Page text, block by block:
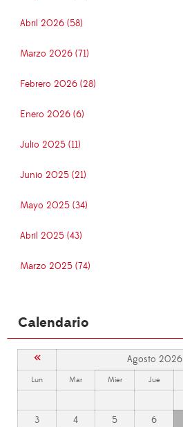
Abril 2026 (58)
Marzo 2026 (71)
Febrero 2026 (28)
Enero 2026 (6)
Julio 2025 (11)
Junio 2025 (21)
Mayo 2025 (34)
Abril 2025 (43)
Marzo 2025 (74)
Calendario
« Agosto 2026
Lun Mar Mier Jue
3
4 5 6